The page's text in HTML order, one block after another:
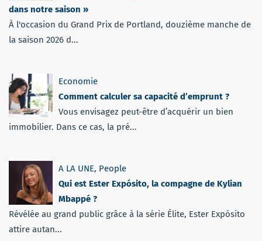
dans notre saison »
À l'occasion du Grand Prix de Portland, douzième manche de
la saison 2026 d...
Economie
Comment calculer sa capacité d’emprunt ?
Vous envisagez peut-être d’acquérir un bien
immobilier. Dans ce cas, la pré...
A LA UNE, People
Qui est Ester Expósito, la compagne de Kylian
Mbappé ?
Révélée au grand public grâce à la série Élite, Ester Expósito
attire autan...